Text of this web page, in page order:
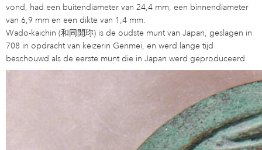
vond, had een buitendiameter van 24,4 mm, een binnendiameter
van 6,9 mm en een dikte van 1,4 mm.
Wado-kaichin (和同開珎) is de oudste munt van Japan, geslagen in
708 in opdracht van keizerin Genmei, en werd lange tijd
beschouwd als de eerste munt die in Japan werd geproduceerd.